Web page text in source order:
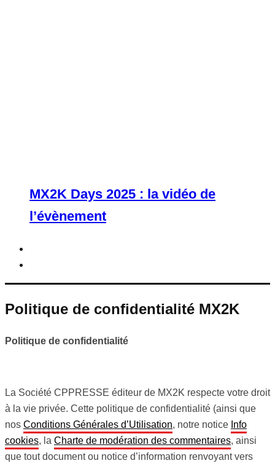
MX2K Days 2025 : la vidéo de
l’évènement
Politique de confidentialité MX2K
Politique de confidentialité
La Société CPPRESSE éditeur de MX2K respecte votre droit
à la vie privée. Cette politique de confidentialité (ainsi que
nos Conditions Générales d’Utilisation, notre notice Info
cookies, la Charte de modération des commentaires, ainsi
que tout document ou notice d’information renvoyant vers